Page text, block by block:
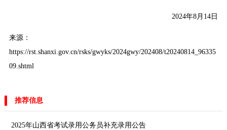
2024年8月14日
来源：
https://rst.shanxi.gov.cn/rsks/gwyks/2024gwy/202408/t20240814_96335
09.shtml
推荐信息
2025年山西省考试录用公务员补充录用公告